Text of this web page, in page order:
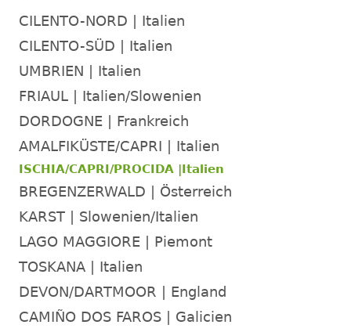
CILENTO-NORD | Italien
CILENTO-SÜD | Italien
UMBRIEN | Italien
FRIAUL | Italien/Slowenien
DORDOGNE | Frankreich
AMALFIKÜSTE/CAPRI | Italien
ISCHIA/CAPRI/PROCIDA |Italien
BREGENZERWALD | Österreich
KARST | Slowenien/Italien
LAGO MAGGIORE | Piemont
TOSKANA | Italien
DEVON/DARTMOOR | England
CAMIÑO DOS FAROS | Galicien